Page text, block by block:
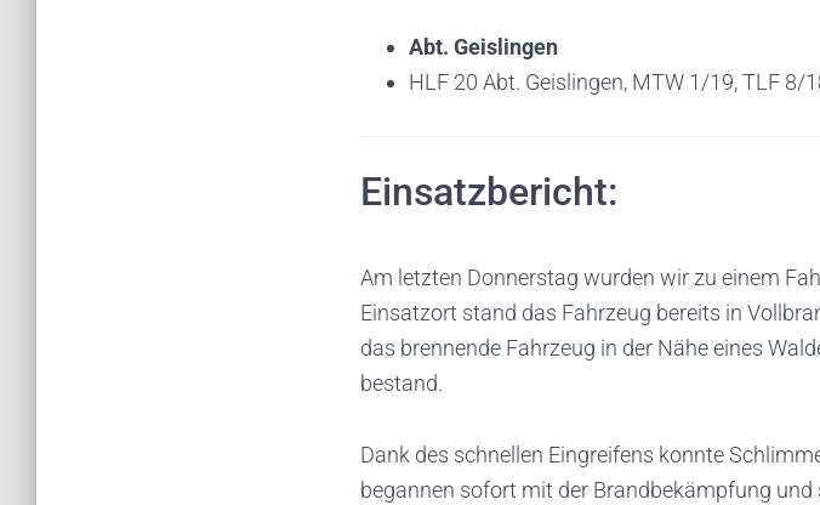
Abt. Geislingen
HLF 20 Abt. Geislingen, MTW 1/19, TLF 8/
Einsatzbericht:
Am letzten Donnerstag wurden wir zu einem
Einsatzort stand das Fahrzeug bereits in
das brennende Fahrzeug in der Nähe eines
bestand.
Dank des schnellen Eingreifens konnte
begannen sofort mit der Brandbekämpfung